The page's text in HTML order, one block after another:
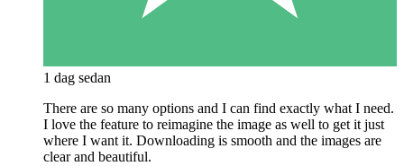
1 dag sedan
There are so many options and I can find exactly what I need.
I love the feature to reimagine the image as well to get it just
where I want it. Downloading is smooth and the images are
clear and beautiful.